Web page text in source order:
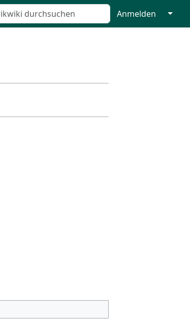
Anmelden ↓